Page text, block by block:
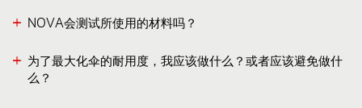
NOVA会测试所使用的材料吗？
为了最大化伞的耐用度，我应该做什么？或者应该避免做什
么？